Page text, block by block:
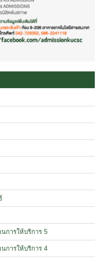
การให้บริการ 5
การให้บริการ 4